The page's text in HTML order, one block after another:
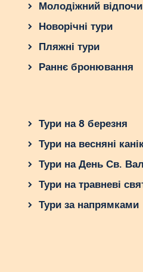
Молодіжний
Новорічні тури
Пляжні тури
Раннє бронювання
Тури на 8 березня
Тури на весняні
Тури на День Св.
Тури на травневі
Тури за напрямками